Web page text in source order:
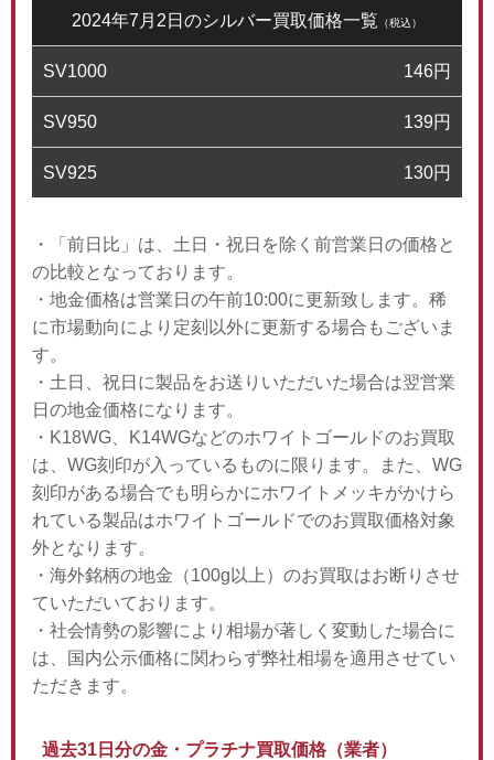
2024年7月2日のシルバー買取価格一覧 （税込）
SV1000 146円
SV950 139円
SV925 130円
・「前日比」は、土日・祝日を除く前営業日の価格と
の比較となっております。
・地金価格は営業日の午前10:00に更新致します。稀
に市場動向により定刻以外に更新する場合もございま
す。
・土日、祝日に製品をお送りいただいた場合は翌営業
日の地金価格になります。
・K18WG、K14WGなどのホワイトゴールドのお買取
は、WG刻印が入っているものに限ります。また、WG
刻印がある場合でも明らかにホワイトメッキがかけら
れている製品はホワイトゴールドでのお買取価格対象
外となります。
・海外銘柄の地金（100g以上）のお買取はお断りさせ
ていただいております。
・社会情勢の影響により相場が著しく変動した場合に
は、国内公示価格に関わらず弊社相場を適用させてい
ただきます。
過去31日分の金・プラチナ買取価格（業者）